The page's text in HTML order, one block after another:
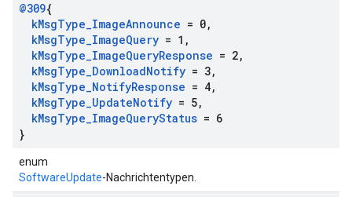
@309{
kMsgType_ImageAnnounce = 0,
kMsgType_ImageQuery = 1 ,
kMsgType_ImageQueryResponse = 2,
kMsgType_DownloadNotify = 3,
kMsgType_NotifyResponse = 4,
kMsgType_UpdateNotify = 5,
kMsgType_ImageQueryStatus = 6
}
enum
SoftwareUpdate-Nachrichtentypen.